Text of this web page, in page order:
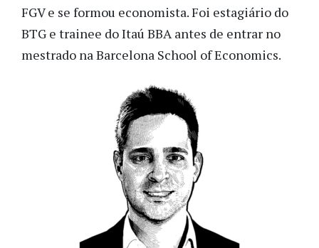
FGV e se formou economista. Foi estagiário do
BTG e trainee do Itaú BBA antes de entrar no
mestrado na Barcelona School of Economics.